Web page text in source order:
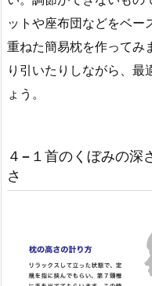
ットや座布団などをベー
重ねた簡易枕を作ってみ
り引いたりしながら、最
ょう。
４−１首のくぼみの深
さ